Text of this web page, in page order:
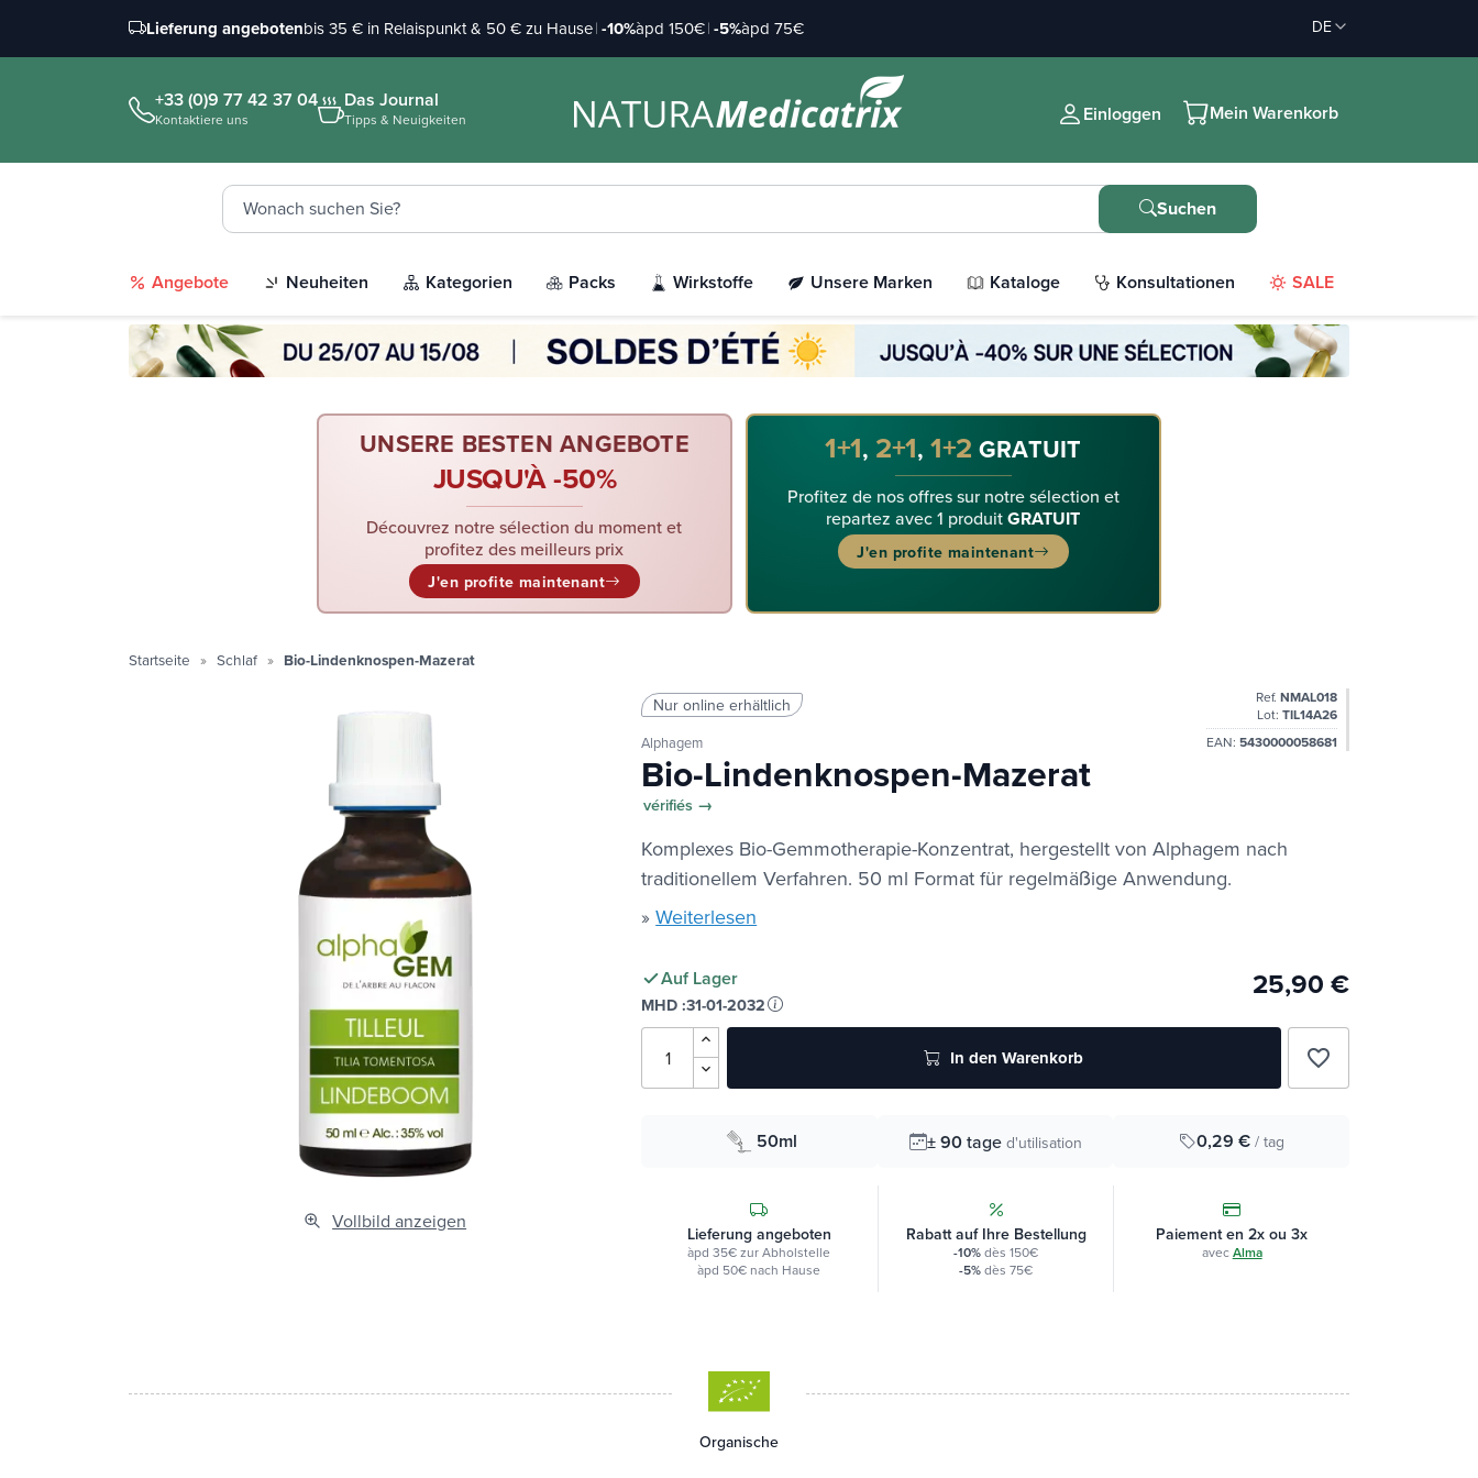
Lieferung angebotenbis 35 € in Relaispunkt & 50 € zu Hause|-10%àpd 150€|-5%àpd 75€ DE
+33 (0)9 77 42 37 04
Kontaktiere uns
Das Journal
Tipps & Neuigkeiten Einloggen Mein Warenkorb
Suchen
Angebote Neuheiten Kategorien Packs Wirkstoffe Unsere Marken Kataloge Konsultationen SALE
UNSERE BESTEN ANGEBOTE
JUSQU'À -50%
Découvrez notre sélection du moment et
profitez des meilleurs prix
J'en profite maintenant
1+1, 2+1,1+2 GRATUIT
Profitez de nos offres sur notre sélection et
repartez avec 1 produitGRATUIT
J'en profite maintenant
Startseite Schlaf Bio-Lindenknospen-Mazerat
Vollbild anzeigen
Nur online erhältlich Ref. NMAL018
Lot: TIL14A26
EAN: 5430000058681
Alphagem
Bio-Lindenknospen-Mazerat
vérifiés →
Komplexes Bio-Gemmotherapie-Konzentrat, hergestellt von Alphagem nach
traditionellem Verfahren. 50 ml Format für regelmäßige Anwendung.
»Weiterlesen
Auf Lager
MHD :31-01-2032
25,90 €
In den Warenkorb favorite_border
50ml ± 90tage d'utilisation 0,29 € / tag
Lieferung angeboten
àpd 35€ zur Abholstelle
àpd 50€ nach Hause
Rabatt auf Ihre Bestellung
-10%dès 150€
-5%dès 75€
Paiement en 2x ou 3x
avec Alma
Organische